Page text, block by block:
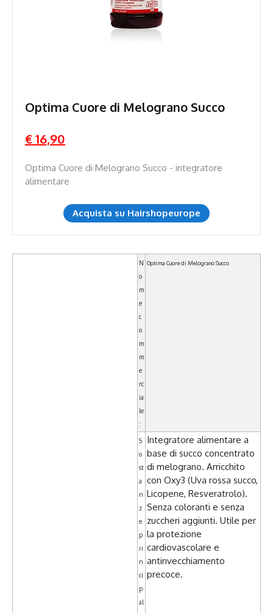
Optima Cuore di Melograno Succo
€ 16,90
Optima Cuore di Melograno Succo - integratore
alimentare
Acquista su Hairshopeurope
N
o
m
e
c
o
m
m
e
rc
ia
le
:
Optima Cuore di Melograno Succo
S
o
st
a
n
z
e
p
ri
n
ci
p
al
Integratore alimentare a
base di succo concentrato
di melograno. Arricchito
con Oxy3 (Uva rossa succo,
Licopene, Resveratrolo).
Senza coloranti e senza
zuccheri aggiunti. Utile per
la protezione
cardiovascolare e
antinvecchiamento
precoce.